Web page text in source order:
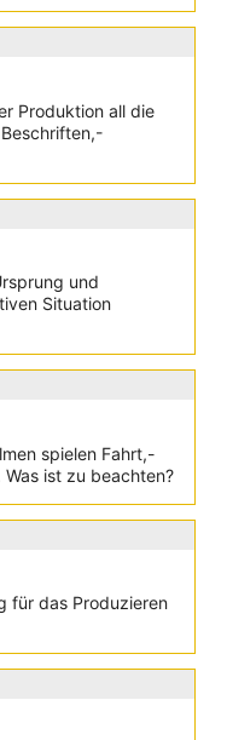
Produktion all die
und
Situation
spielen Fahrt,-
ist zu beachten?
für das Produzieren